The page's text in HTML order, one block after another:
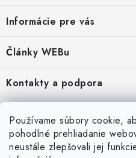
Používame súbory cookie,
pohodlné prehliadanie
neustále zlepšovali jej
p
ä
e
Informácie pre vás
Obchodné podmienky
Moja objednávka
Odstúpenie od zmluvy
Formuláre na stiahnutie
Články WEBu
Dôležité oznamy
16.6.2026
Nákup na splátky
23.10.2022
Kontakty a podpora
2.8.2022
Doprava a Platba
Servisné služby
Servis a služby pre Vás
5.3.2022
Doprava - UPS Doprava -